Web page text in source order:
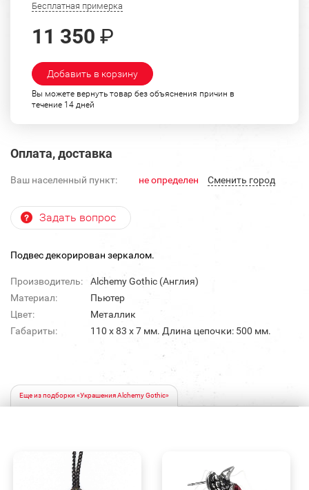
Бесплатная примерка
11 350 ₽
Добавить в корзину
Вы можете вернуть товар без объяснения причин в
течение 14 дней
Оплата, доставка
Ваш населенный пункт: не определен Cменить город
Задать вопрос
Подвес декорирован зеркалом.
Производитель:
Alchemy Gothic (Англия)
Материал:
Пьютер
Цвет:
Металлик
Габариты:
110 х 83 х 7 мм. Длина цепочки: 500 мм.
Еще из подборки «Украшения Alchemy Gothic»